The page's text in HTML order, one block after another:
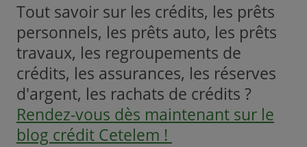
Tout savoir sur les crédits, les prêts
personnels, les prêts auto, les prêts
travaux, les regroupements de
crédits, les assurances, les réserves
d'argent, les rachats de crédits ?
Rendez-vous dès maintenant sur le
blog crédit Cetelem !